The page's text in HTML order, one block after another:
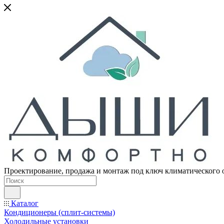
Проектирование, продажа и монтаж под ключ климатического
Каталог
Кондиционеры (сплит-системы)
Холодильные установки